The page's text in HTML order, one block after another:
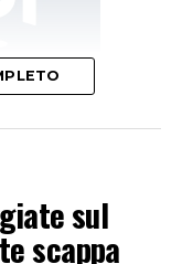
sul
scappa